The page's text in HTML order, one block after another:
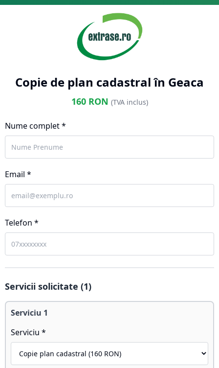
Copie de plan cadastral în Geaca
160RON (TVA inclus)
Nume complet *
Email *
Telefon *
Servicii solicitate (1)
Serviciu 1
Serviciu *